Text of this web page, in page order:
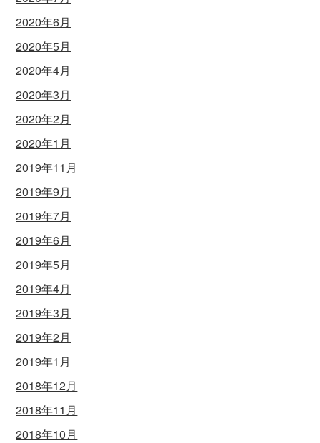
2020年6月
2020年5月
2020年4月
2020年3月
2020年2月
2020年1月
2019年11月
2019年9月
2019年7月
2019年6月
2019年5月
2019年4月
2019年3月
2019年2月
2019年1月
2018年12月
2018年11月
2018年10月